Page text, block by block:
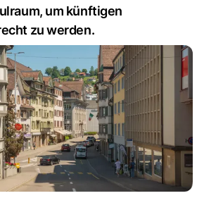
um künftigen
zu werden.